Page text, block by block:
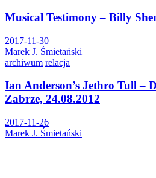
Musical Testimony – Billy
2017-11-30
Marek J. Śmietański
archiwum relacja
Ian Anderson’s Jethro Tull –
Zabrze, 24.08.2012
2017-11-26
Marek J. Śmietański